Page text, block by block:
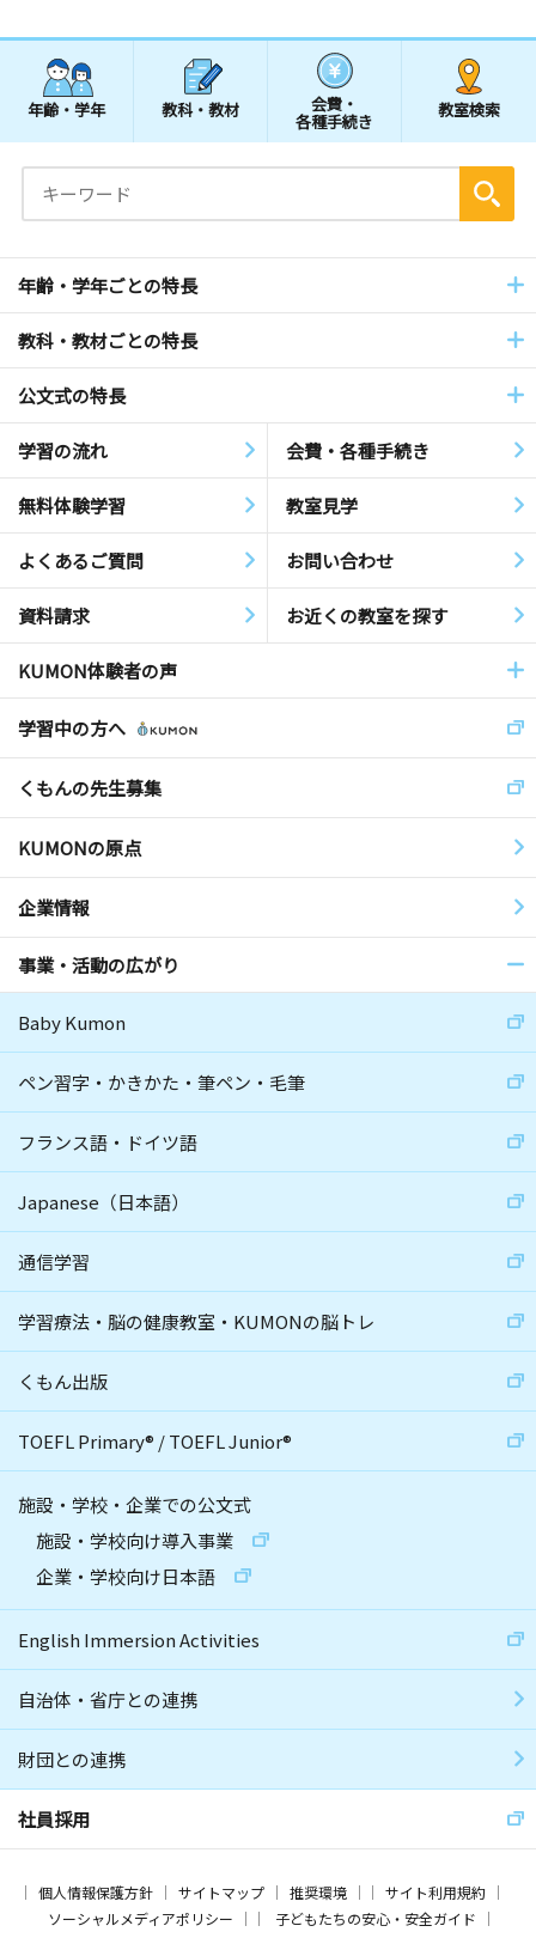
年齢・学年 教科・教材 会費・
各種手続き
教室検索
年齢・学年ごとの特長
教科・教材ごとの特長
公文式の特長
学習の流れ 会費・各種手続き
無料体験学習 教室見学
よくあるご質問 お問い合わせ
資料請求 お近くの教室を探す
KUMON体験者の声
学習中の方へ
くもんの先生募集
KUMONの原点
企業情報
事業・活動の広がり
Baby Kumon
ペン習字・かきかた・筆ペン・毛筆
フランス語・ドイツ語
Japanese（日本語）
通信学習
学習療法・脳の健康教室・KUMONの脳トレ
くもん出版
TOEFL Primary® /TOEFL Junior®
施設・学校・企業での公文式
施設・学校向け導入事業
企業・学校向け日本語
English Immersion Activities
自治体・省庁との連携
財団との連携
社員採用
個人情報保護方針 サイトマップ 推奨環境
サイト利用規約
ソーシャルメディアポリシー
子どもたちの安心・安全ガイド